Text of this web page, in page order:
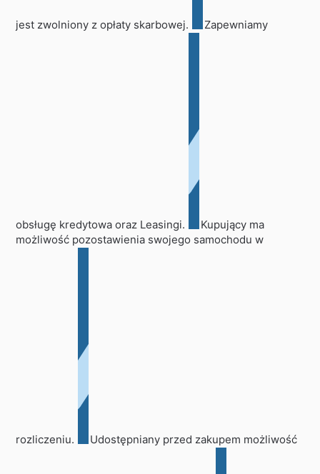
jest zwolniony z opłaty skarbowej. Zapewniamy
obsługę kredytowa oraz Leasingi.
Kupujący ma
możliwość pozostawienia swojego samochodu w
rozliczeniu. Udostępniany przed zakupem możliwość